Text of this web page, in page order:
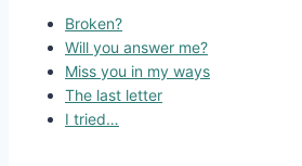
Broken?
Will you answer me?
Miss you in my ways
The last letter
I tried…